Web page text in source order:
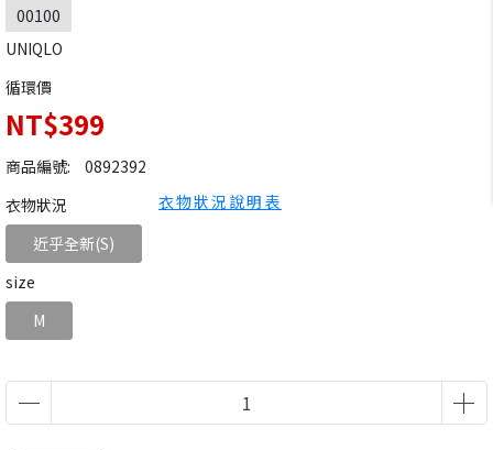
00100
UNIQLO
循環價
NT$399
商品編號:
0892392
衣物狀況
近乎全新(S)
size
M
衣物狀況說明表